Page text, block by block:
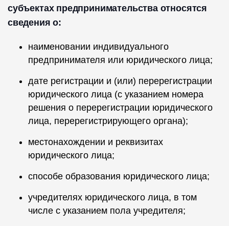
субъектах предпринимательства относятся
сведения о:
наименовании индивидуального
предпринимателя или юридического лица;
дате регистрации и (или) перерегистрации
юридического лица (с указанием номера
решения о перерегистрации юридического
лица, перерегистрирующего органа);
местонахождении и реквизитах
юридического лица;
способе образования юридического лица;
учредителях юридического лица, в том
числе с указанием пола учредителя;